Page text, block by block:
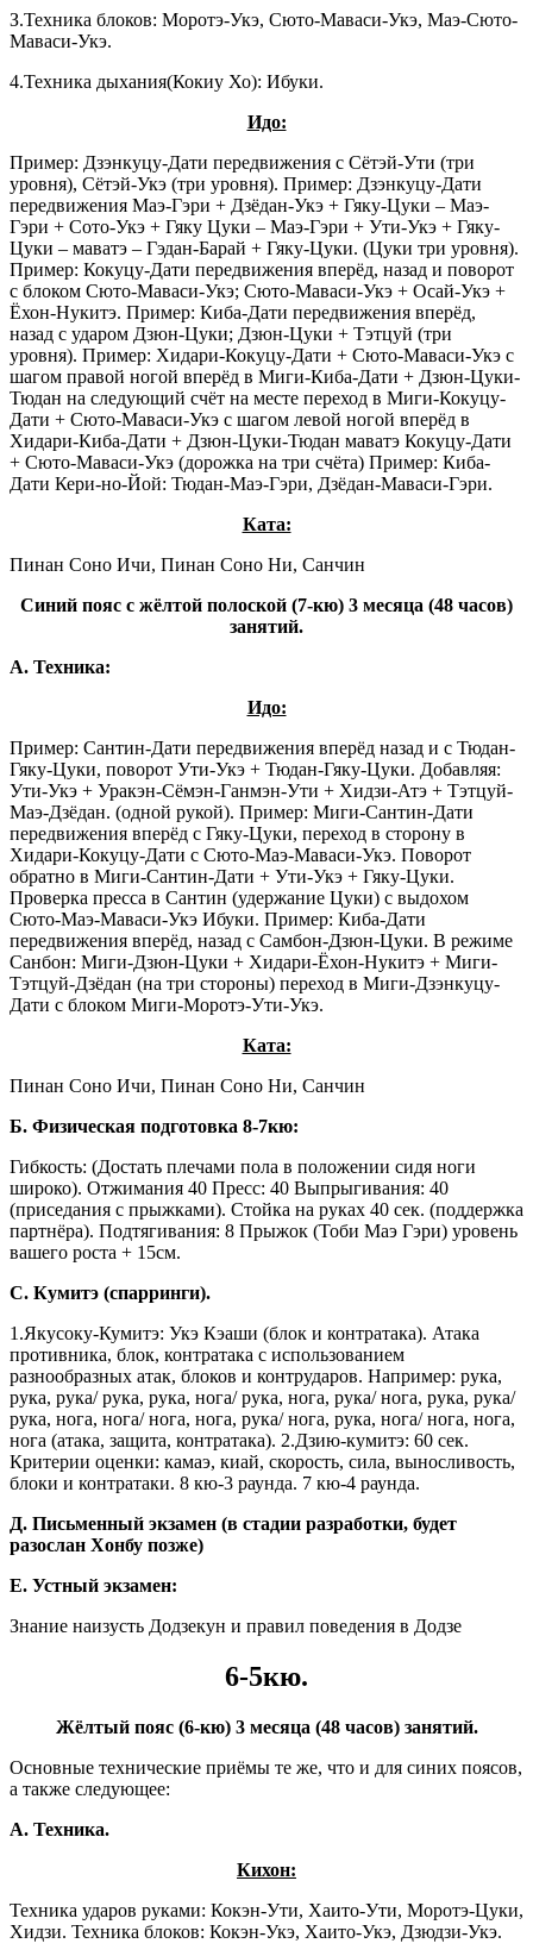
З.Техника блоков: Моротэ-Укэ, Сюто-Маваси-Укэ, Маэ-Сюто-
Маваси-Укэ.
4.Техника дыхания(Кокиу Хо): Ибуки.
Идо:
Пример: Дзэнкуцу-Дати передвижения с Сётэй-Ути (три
уровня), Сётэй-Укэ (три уровня). Пример: Дзэнкуцу-Дати
передвижения Маэ-Гэри + Дзёдан-Укэ + Гяку-Цуки – Маэ-
Гэри + Сото-Укэ + Гяку Цуки – Маэ-Гэри + Ути-Укэ + Гяку-
Цуки – маватэ – Гэдан-Барай + Гяку-Цуки. (Цуки три уровня).
Пример: Кокуцу-Дати передвижения вперёд, назад и поворот
с блоком Сюто-Маваси-Укэ; Сюто-Маваси-Укэ + Осай-Укэ +
Ёхон-Нукитэ. Пример: Киба-Дати передвижения вперёд,
назад с ударом Дзюн-Цуки; Дзюн-Цуки + Тэтцуй (три
уровня). Пример: Хидари-Кокуцу-Дати + Сюто-Маваси-Укэ с
шагом правой ногой вперёд в Миги-Киба-Дати + Дзюн-Цуки-
Тюдан на следующий счёт на месте переход в Миги-Кокуцу-
Дати + Сюто-Маваси-Укэ с шагом левой ногой вперёд в
Хидари-Киба-Дати + Дзюн-Цуки-Тюдан маватэ Кокуцу-Дати
+ Сюто-Маваси-Укэ (дорожка на три счёта) Пример: Киба-
Дати Кери-но-Йой: Тюдан-Маэ-Гэри, Дзёдан-Маваси-Гэри.
Ката:
Пинан Соно Ичи, Пинан Соно Ни, Санчин
Синий пояс с жёлтой полоской (7-кю) 3 месяца (48 часов)
занятий.
А. Техника:
Идо:
Пример: Сантин-Дати передвижения вперёд назад и с Тюдан-
Гяку-Цуки, поворот Ути-Укэ + Тюдан-Гяку-Цуки. Добавляя:
Ути-Укэ + Уракэн-Сёмэн-Ганмэн-Ути + Хидзи-Атэ + Тэтцуй-
Маэ-Дзёдан. (одной рукой). Пример: Миги-Сантин-Дати
передвижения вперёд с Гяку-Цуки, переход в сторону в
Хидари-Кокуцу-Дати с Сюто-Маэ-Маваси-Укэ. Поворот
обратно в Миги-Сантин-Дати + Ути-Укэ + Гяку-Цуки.
Проверка пресса в Сантин (удержание Цуки) с выдохом
Сюто-Маэ-Маваси-Укэ Ибуки. Пример: Киба-Дати
передвижения вперёд, назад с Самбон-Дзюн-Цуки. В режиме
Санбон: Миги-Дзюн-Цуки + Хидари-Ёхон-Нукитэ + Миги-
Тэтцуй-Дзёдан (на три стороны) переход в Миги-Дзэнкуцу-
Дати с блоком Миги-Моротэ-Ути-Укэ.
Ката:
Пинан Соно Ичи, Пинан Соно Ни, Санчин
Б. Физическая подготовка 8-7кю:
Гибкость: (Достать плечами пола в положении сидя ноги
широко). Отжимания 40 Пресс: 40 Выпрыгивания: 40
(приседания с прыжками). Стойка на руках 40 сек. (поддержка
партнёра). Подтягивания: 8 Прыжок (Тоби Маэ Гэри) уровень
вашего роста + 15см.
С. Кумитэ (спарринги).
1.Якусоку-Кумитэ: Укэ Кэаши (блок и контратака). Атака
противника, блок, контратака с использованием
разнообразных атак, блоков и контрударов. Например: рука,
рука, рука/ рука, рука, нога/ рука, нога, рука/ нога, рука, рука/
рука, нога, нога/ нога, нога, рука/ нога, рука, нога/ нога, нога,
нога (атака, защита, контратака). 2.Дзию-кумитэ: 60 сек.
Критерии оценки: камаэ, киай, скорость, сила, выносливость,
блоки и контратаки. 8 кю-3 раунда. 7 кю-4 раунда.
Д. Письменный экзамен (в стадии разработки, будет
разослан Хонбу позже)
Е. Устный экзамен:
Знание наизусть Додзекун и правил поведения в Додзе
6-5кю.
Жёлтый пояс (6-кю) 3 месяца (48 часов) занятий.
Основные технические приёмы те же, что и для синих поясов,
а также следующее:
А. Техника.
Кихон:
Техника ударов руками: Кокэн-Ути, Хаито-Ути, Моротэ-Цуки,
Хидзи. Техника блоков: Кокэн-Укэ, Хаито-Укэ, Дзюдзи-Укэ.